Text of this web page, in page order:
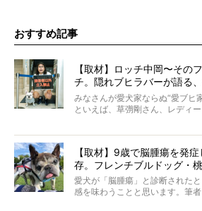
おすすめ記事
【取材】ロッチ中岡〜その
チ。隠れブヒラバーが語る
【前編】
みなさんが愛犬家ならぬ“愛ブヒ
といえば、草彅剛さん、レディ
ルを飼っている方が多いと思い
んのインスタグラムを覗くと、
ントがフォローされていて、わが
LIFE』モデルのnicoやトーラス
そんな中岡さんに、フレブルの
た。そのブヒ愛っぷりは、思っ
【取材】9歳で脳腫瘍を発
存。フレンチブルドッグ・
愛犬が「脳腫瘍」と診断された
感を味わうことと思います。筆
たひとり。だからこそ、どれほ